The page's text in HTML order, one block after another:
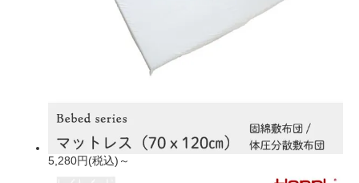
5,280円(税込)～